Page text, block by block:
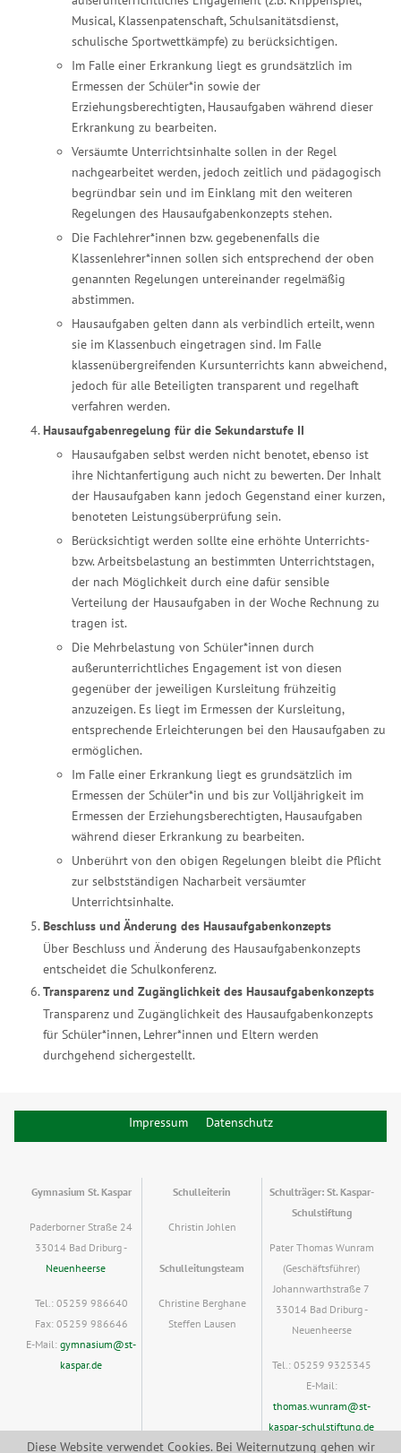
Musical, Klassenpatenschaft, Schulsanitätsdienst,
schulische Sportwettkämpfe) zu berücksichtigen.
Im Falle einer Erkrankung liegt es grundsätzlich im
Ermessen der Schüler*in sowie der
Erziehungsberechtigten, Hausaufgaben während dieser
Erkrankung zu bearbeiten.
Versäumte Unterrichtsinhalte sollen in der Regel
nachgearbeitet werden, jedoch zeitlich und pädagogisch
begründbar sein und im Einklang mit den weiteren
Regelungen des Hausaufgabenkonzepts stehen.
Die Fachlehrer*innen bzw. gegebenenfalls die
Klassenlehrer*innen sollen sich entsprechend der oben
genannten Regelungen untereinander regelmäßig
abstimmen.
Hausaufgaben gelten dann als verbindlich erteilt, wenn
sie im Klassenbuch eingetragen sind. Im Falle
klassenübergreifenden Kursunterrichts kann abweichend,
jedoch für alle Beteiligten transparent und regelhaft
verfahren werden.
Hausaufgabenregelung für die Sekundarstufe II
Hausaufgaben selbst werden nicht benotet, ebenso ist
ihre Nichtanfertigung auch nicht zu bewerten. Der Inhalt
der Hausaufgaben kann jedoch Gegenstand einer kurzen,
benoteten Leistungsüberprüfung sein.
Berücksichtigt werden sollte eine erhöhte Unterrichts-
bzw. Arbeitsbelastung an bestimmten Unterrichtstagen,
der nach Möglichkeit durch eine dafür sensible
Verteilung der Hausaufgaben in der Woche Rechnung zu
tragen ist.
Die Mehrbelastung von Schüler*innen durch
außerunterrichtliches Engagement ist von diesen
gegenüber der jeweiligen Kursleitung frühzeitig
anzuzeigen. Es liegt im Ermessen der Kursleitung,
entsprechende Erleichterungen bei den Hausaufgaben zu
ermöglichen.
Im Falle einer Erkrankung liegt es grundsätzlich im
Ermessen der Schüler*in und bis zur Volljährigkeit im
Ermessen der Erziehungsberechtigten, Hausaufgaben
während dieser Erkrankung zu bearbeiten.
Unberührt von den obigen Regelungen bleibt die Pflicht
zur selbstständigen Nacharbeit versäumter
Unterrichtsinhalte.
Beschluss und Änderung des Hausaufgabenkonzepts
Über Beschluss und Änderung des Hausaufgabenkonzepts
entscheidet die Schulkonferenz.
Transparenz und Zugänglichkeit des Hausaufgabenkonzepts
Transparenz und Zugänglichkeit des Hausaufgabenkonzepts
für Schüler*innen, Lehrer*innen und Eltern werden
durchgehend sichergestellt.
Impressum Datenschutz
Gymnasium St. Kaspar
Paderborner Straße 24
33014 Bad Driburg -
Neuenheerse
Tel.: 05259 986640
Fax: 05259 986646
E-Mail: gymnasium@st-
kaspar.de
Schulleiterin
Christin Johlen
Schulleitungsteam
Christine Berghane
Steffen Lausen
Schulträger: St. Kaspar-
Schulstiftung
Pater Thomas Wunram
(Geschäftsführer)
Johannwarthstraße 7
33014 Bad Driburg -
Neuenheerse
Tel.: 05259 9325345
E-Mail:
thomas.wunram@st-
kaspar-schulstiftung.de
Diese Website verwendet Cookies. Bei Weiternutzung gehen wir